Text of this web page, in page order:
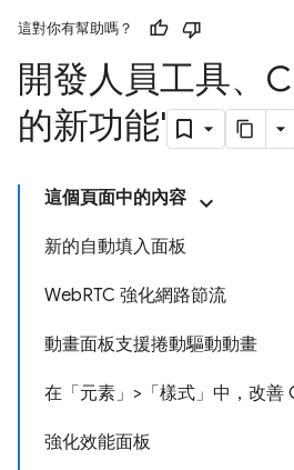
這對你有幫助嗎？
開發人員工具、
的新功能'
這個頁面中的內容
新的自動填入面板
WebRTC 強化網路節流
動畫面板支援捲動驅動動畫
在「元素」>「樣式」中，改善
強化效能面板